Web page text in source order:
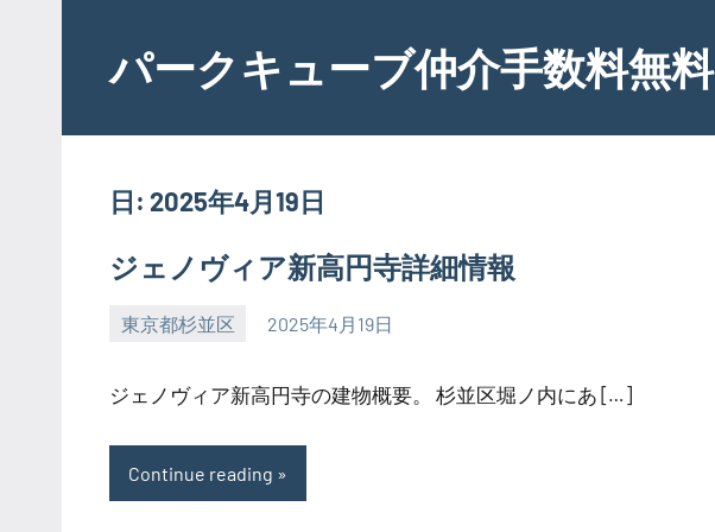
contentパークキューブ仲介手数料無料
日: 2025年4月19日
ジェノヴィア新高円寺詳細情報
東京都杉並区 2025年4月19日
SEZIMO
ジェノヴィア新高円寺の建物概要。 杉並区堀ノ内にあ […]
Continue reading